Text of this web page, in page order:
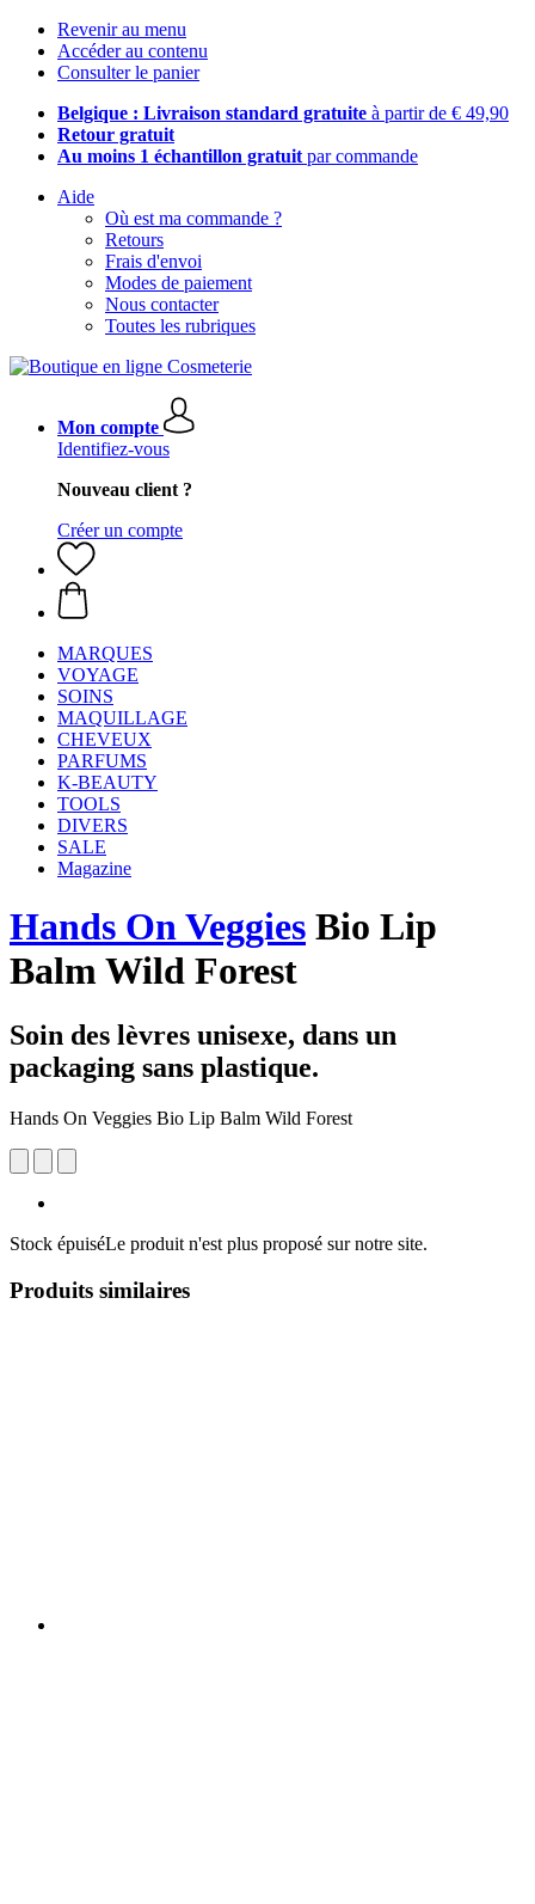
Revenir au menu
Accéder au contenu
Consulter le panier
Belgique : Livraison standard gratuite à partir de € 49,90
Retour gratuit
Au moins 1 échantillon gratuit par commande
Aide
Où est ma commande ?
Retours
Frais d'envoi
Modes de paiement
Nous contacter
Toutes les rubriques
Mon compte
Identifiez-vous
Nouveau client ?
Créer un compte
MARQUES
VOYAGE
SOINS
MAQUILLAGE
CHEVEUX
PARFUMS
K-BEAUTY
TOOLS
DIVERS
SALE
Magazine
Hands On Veggies Bio Lip
Balm Wild Forest
Soin des lèvres unisexe, dans un
packaging sans plastique.
Hands On Veggies Bio Lip Balm Wild Forest
Stock épuiséLe produit n'est plus proposé sur notre site.
Produits similaires